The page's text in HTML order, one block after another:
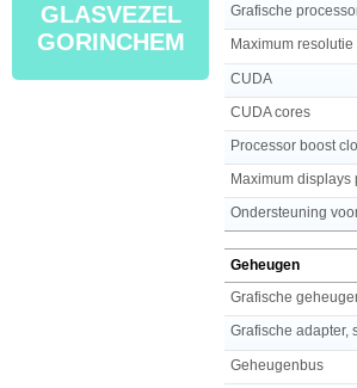
GLASVEZEL
GORINCHEM
Grafische
Maximum resolutie
CUDA
CUDA cores
Processor boost
Maximum displays
Geheugen
Grafische
Grafische adapter,
Geheugenbus